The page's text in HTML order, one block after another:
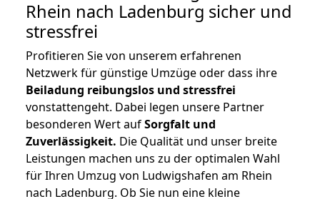
Rhein nach Ladenburg sicher und
stressfrei
Profitieren Sie von unserem erfahrenen
Netzwerk für günstige Umzüge oder dass ihre
Beiladung reibungslos und stressfrei
vonstattengeht. Dabei legen unsere Partner
besonderen Wert aufSorgfalt und
Zuverlässigkeit. Die Qualität und unser breite
Leistungen machen uns zu der optimalen Wahl
für Ihren Umzug von Ludwigshafen am Rhein
nach Ladenburg. Ob Sie nun eine kleine